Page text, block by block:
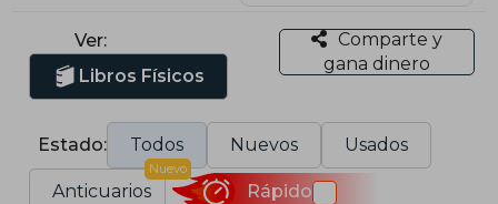
Ver:
Libros Físicos
Comparte y
gana dinero
Estado: Todos Nuevos Usados
Anticuarios
Nuevo
Rápido